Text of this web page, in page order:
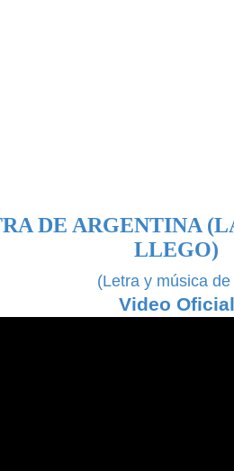
DE ARGENTINA
LLEGO)
(Letra y música de
Video Oficial